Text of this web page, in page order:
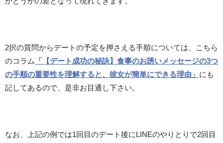
2択の質問からデートの予定を押さえる手順については、こちら
のコラム
「【デート成功の秘訣】食事のお誘いメッセージの3つ
の手順の重要性を理解すると、彼女が簡単にできる理由」 にも
記してあるので、是非お目通し下さい。
なお、上記の例では1回目のデート後にLINEのやりとりで2回目